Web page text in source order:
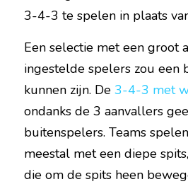
3-4-3 te spelen in plaats
Een selectie met een groot
ingestelde spelers zou een
kunnen zijn. De 3-4-3 met
ondanks de 3 aanvallers
buitenspelers. Teams
meestal met een diepe
die om de spits heen